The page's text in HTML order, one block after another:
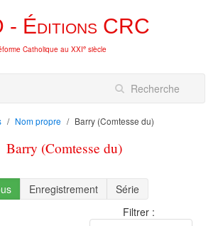
- Éditions CRC
Catholique au XXIe siècle
Nom propre Barry (Comtesse du)
Barry (Comtesse du)
Enregistrement
Série
Filtrer :